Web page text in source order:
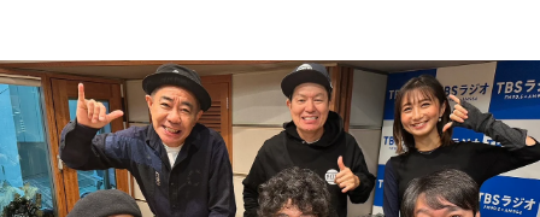
トピックス
TBS Podcast
お知らせ
イベント・グッズ
YouTube
会社情報